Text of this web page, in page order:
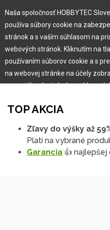
Pre zákazníka
Garancia najlepšej ceny
Užívateľský manuál
Obchodné podmienky
Zákazník & partner
Novinky
TOP AKCIA
Zľavy do výšky až
Platí na vybrané
Garancia 👍 najlepšej
Naša spoločnosť HOBBYTEC
používa súbory cookie na
stránok a s vaším súhlasom na
webových stránok. Kliknutím na
používaním súborov cookie a s
na webovej stránke na účely
na sociálnych sieťach a
Viac informácií
Na našich webových stránkach